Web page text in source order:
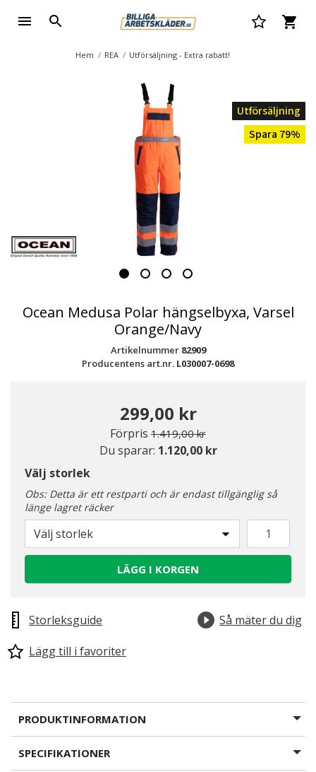
Hem REA Utförsäljning - Extra rabatt!
Utförsäljning
Spara 79%
Ocean Medusa Polar hängselbyxa, Varsel
Orange/Navy
Artikelnummer 82909
Producentens art.nr. L030007-0698
299,00 kr
Förpris Pris nedsatt från
1.419,00 krtill
Du sparar: 1.120,00 kr
Välj storlek
Obs: Detta är ett restparti och är endast tillgänglig så
länge lagret räcker
Välj storlek
LÄGG I KORGEN
Storleksguide
Så mäter du dig
Lägg till i favoriter
PRODUKTINFORMATION
SPECIFIKATIONER